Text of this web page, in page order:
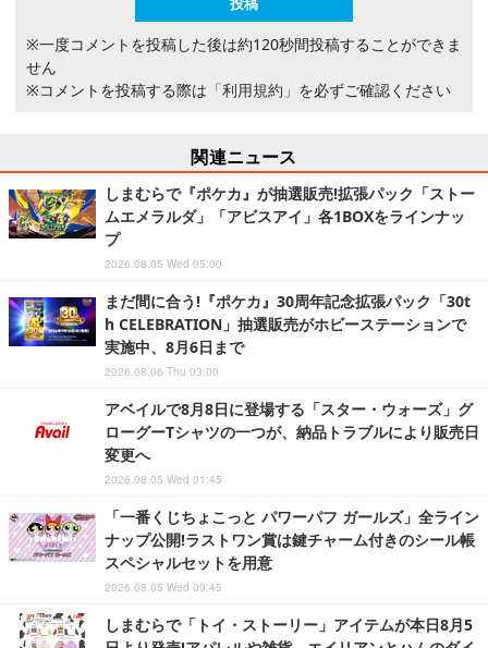
※一度コメントを投稿した後は約120秒間投稿することができま
せん
※コメントを投稿する際は 「利用規約」 を必ずご確認ください
関連ニュース
しまむらで『ポケカ』が抽選販売!拡張パック「ストー
ムエメラルダ」「アビスアイ」各1BOXをラインナッ
プ
2026.08.05 Wed 05:00
まだ間に合う!『ポケカ』30周年記念拡張パック「30t
h CELEBRATION」抽選販売がホビーステーションで
実施中、8月6日まで
2026.08.06 Thu 03:00
アベイルで8月8日に登場する「スター・ウォーズ」グ
ローグーTシャツの一つが、納品トラブルにより販売日
変更へ
2026.08.05 Wed 01:45
「一番くじちょこっと パワーパフ ガールズ」全ライン
ナップ公開!ラストワン賞は鍵チャーム付きのシール帳
スペシャルセットを用意
2026.08.05 Wed 09:45
しまむらで「トイ・ストーリー」アイテムが本日8月5